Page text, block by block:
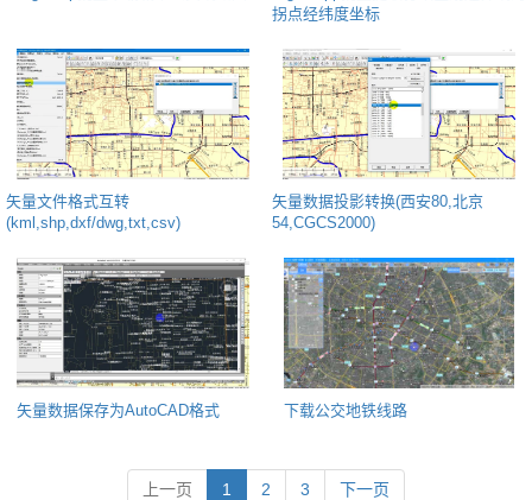
拐点经纬度坐标
矢量文件格式互转
(kml,shp,dxf/dwg,txt,csv)
矢量数据投影转换(西安80,北京
54,CGCS2000)
矢量数据保存为AutoCAD格式 下载公交地铁线路
上一页 1 2 3 下一页